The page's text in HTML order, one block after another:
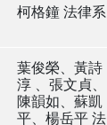
柯格鐘 法律系
葉俊榮、黃詩
淳 、張文貞、
陳韻如、蘇凱
平、楊岳平 法